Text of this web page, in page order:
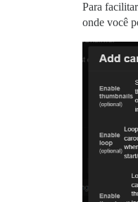
Para
onde você